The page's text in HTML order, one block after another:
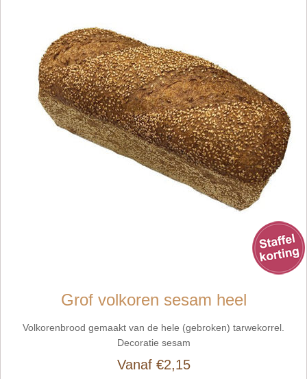
Grof volkoren sesam heel
Volkorenbrood gemaakt van de hele (gebroken) tarwekorrel.
Decoratie sesam
Vanaf €2,15